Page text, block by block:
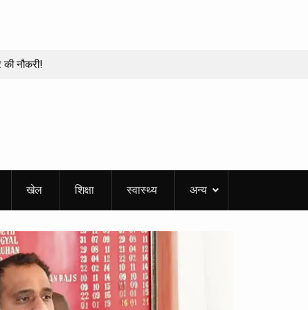
नौकरी!
कराने! बोले- गलती
रक्षक के शहीद
खेल शिक्षा स्वास्थ्य अन्य